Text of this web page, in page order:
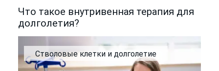
Что такое внутривенная терапия для
долголетия?
Стволовые клетки и долголетие